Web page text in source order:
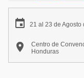
Micotoxinas
Mascotas
 21 al 23 de Agosto

Centro de
Honduras